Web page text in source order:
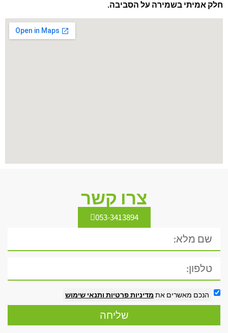
חלק אמיתי בשמירה על הסביבה.
צרו קשר
053-3413894
הנכם מאשרים את מדיניות פרטיות ותנאי שימוש
שליחה